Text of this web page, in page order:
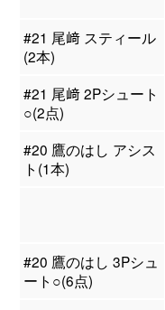
#21 尾﨑 スティール
(2本)
#21 尾﨑 2Pシュート
○(2点)
#20 鷹のはし アシス
ト(1本)
#20 鷹のはし 3Pシュ
ート○(6点)